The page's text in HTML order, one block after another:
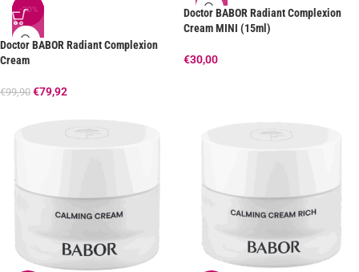
-20%
Doctor BABOR Radiant Complexion
Cream
€99,90 €79,92
Doctor BABOR Radiant Complexion
Cream MINI (15ml)
€30,00